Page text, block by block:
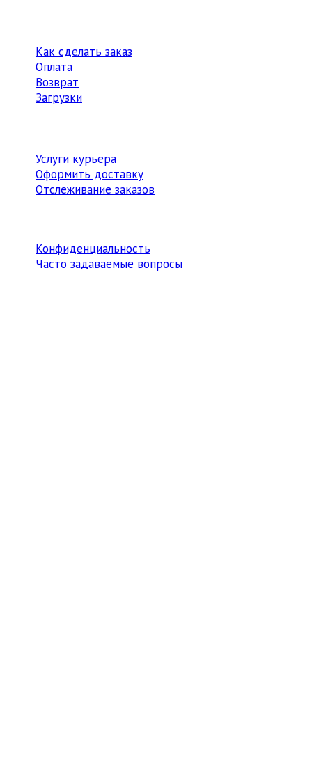
Как сделать заказ
Оплата
Возврат
Загрузки
Услуги курьера
Оформить доставку
Отслеживание заказов
Конфиденциальность
Часто задаваемые вопросы